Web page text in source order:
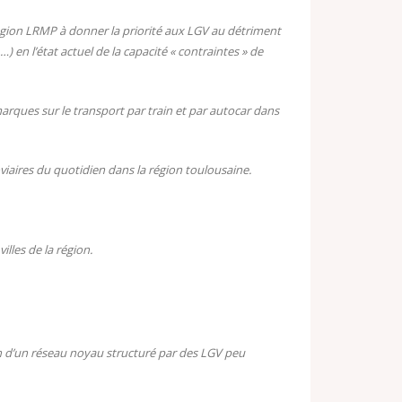
LRMP à donner la priorité aux LGV au détriment
en l’état actuel de la capacité « contraintes » de
sur le transport par train et par autocar dans
du quotidien dans la région toulousaine.
de la région.
réseau noyau structuré par des LGV peu